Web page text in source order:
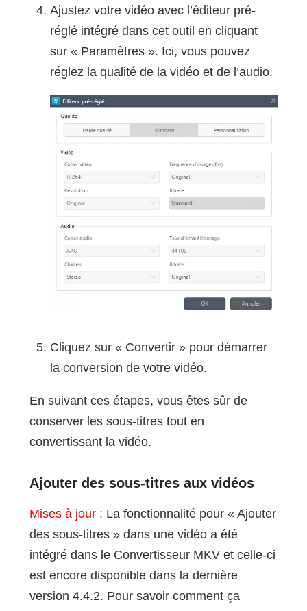
Ajustez votre vidéo avec l’éditeur pré-
réglé intégré dans cet outil en cliquant
sur « Paramètres ». Ici, vous pouvez
réglez la qualité de la vidéo et de l’audio.
Cliquez sur « Convertir » pour démarrer
la conversion de votre vidéo.
En suivant ces étapes, vous êtes sûr de
conserver les sous-titres tout en
convertissant la vidéo.
Ajouter des sous-titres aux vidéos
Mises à jour : La fonctionnalité pour « Ajouter
des sous-titres » dans une vidéo a été
intégré dans le Convertisseur MKV et celle-ci
est encore disponible dans la dernière
version 4.4.2. Pour savoir comment ça